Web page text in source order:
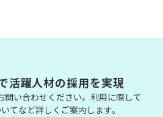
活躍人材の採用を実現
問い合わせください。利用に際して
てなど詳しくご案内します。